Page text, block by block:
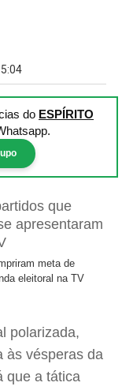
do ESPÍRITO
meta de
eleitoral na TV
polarizada,
às vésperas da
que a tática